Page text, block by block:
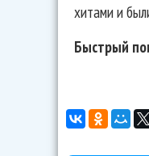
хитами и
Быстрый